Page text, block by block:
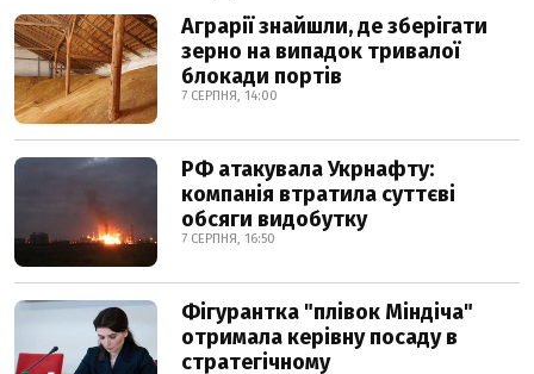
Аграрії знайшли, де зберігати
зерно на випадок тривалої
блокади портів
7 СЕРПНЯ, 14:00
РФ атакувала Укрнафту:
компанія втратила суттєві
обсяги видобутку
7 СЕРПНЯ, 16:50
Фігурантка "плівок Міндіча"
отримала керівну посаду в
стратегічному